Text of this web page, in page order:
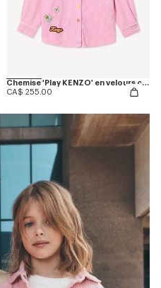
Chemise 'Play KENZO' en velours côtelé
CA$ 255.00